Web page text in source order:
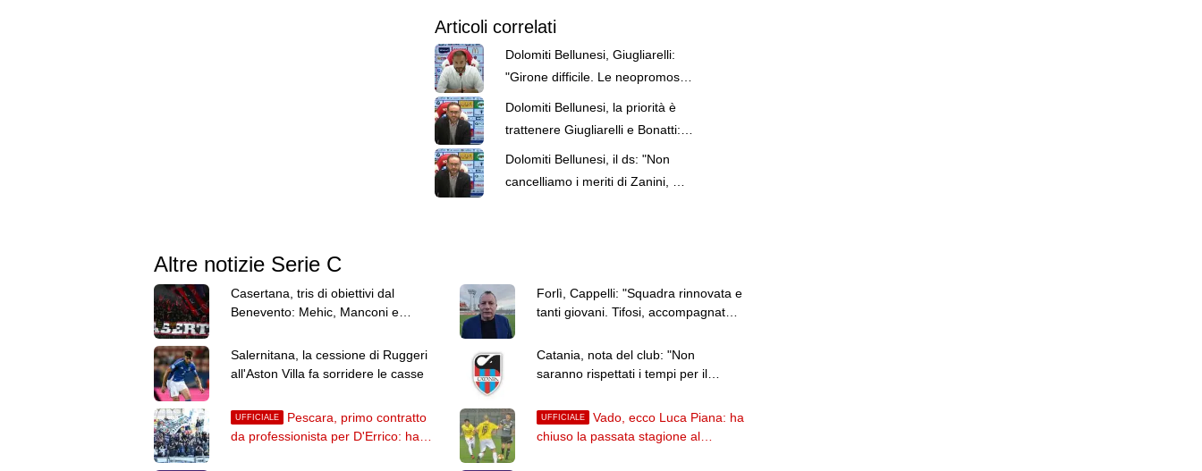
Articoli correlati
Dolomiti Bellunesi, Giugliarelli:
"Girone difficile. Le neopromosse
Dolomiti Bellunesi, la priorità è
trattenere Giugliarelli e Bonatti: il
punto della situazione
Dolomiti Bellunesi, il ds: "Non
cancelliamo i meriti di Zanini, ma
Altre notizie Serie C
Casertana, tris di obiettivi dal
Benevento: Mehic, Manconi e
Forlì, Cappelli: "Squadra rinnovata e
tanti giovani. Tifosi, accompagnateci
Salernitana, la cessione di Ruggeri
all'Aston Villa fa sorridere le casse
Catania, nota del club: "Non
saranno rispettati i tempi per il
UFFICIALE
Pescara, primo contratto
da professionista per D'Errico: ha
UFFICIALE
Vado, ecco Luca Piana: ha
chiuso la passata stagione al